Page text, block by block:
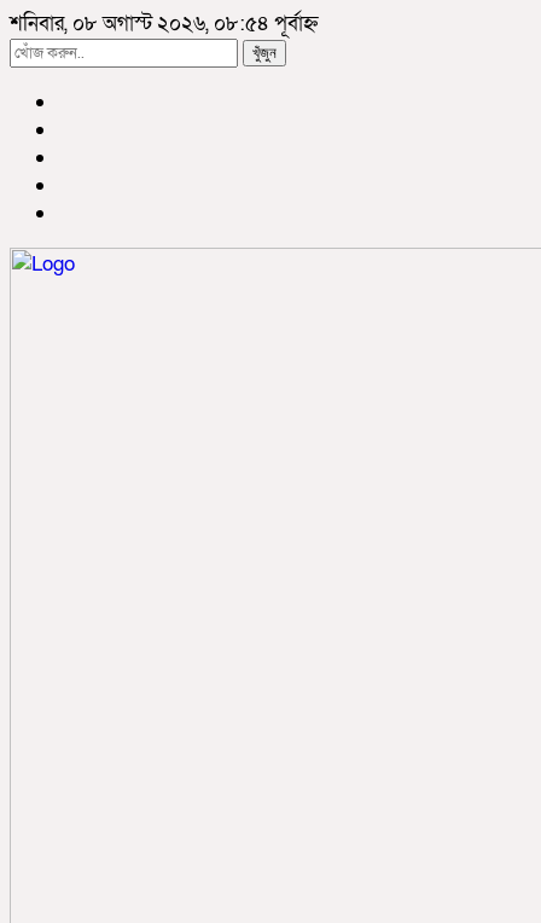
শনিবার, ০৮ অগাস্ট ২০২৬, ০৮:৫৪ পূর্বাহ্ন
খুঁজুন